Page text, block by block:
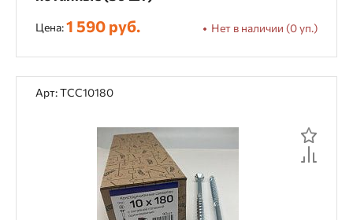
6 шт.
60 шт.
80 шт.
Цена:1 590 руб. Нет в наличии (0 уп.)
Арт: TCC10180